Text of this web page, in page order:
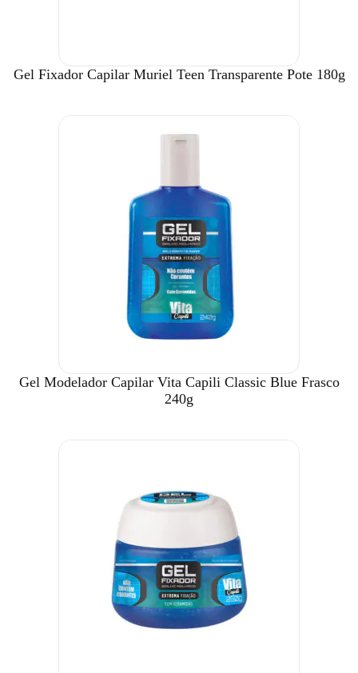
Gel Fixador Capilar Muriel Teen Transparente Pote 180g
Gel Modelador Capilar Vita Capili Classic Blue Frasco
240g